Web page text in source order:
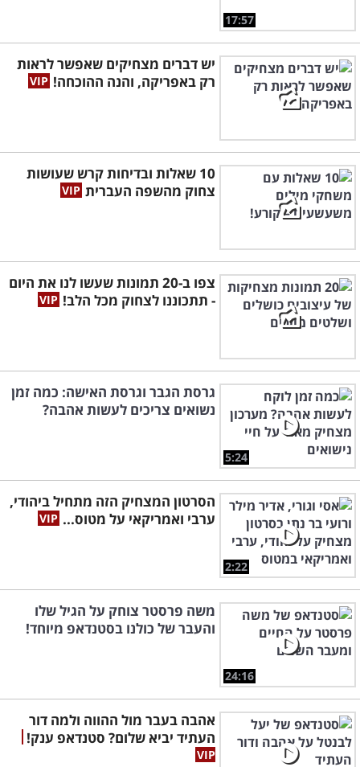
17:57
יש דברים מצחיקים שאפשר לראות
רק באפריקה, והנה ההוכחה!
10 שאלות ובדיחות קרש שעושות
צחוק מהשפה העברית
צפו ב-20 תמונות שעשו לנו את היום
- תתכוננו לצחוק מכל הלב!
5:24
גרסת הגבר וגרסת האישה: כמה זמן
נשואים צריכים לעשות אהבה?
2:22
הסרטון המצחיק הזה מתחיל ביהודי,
ערבי ואמריקאי על מטוס...
24:16
משה פרסטר צוחק על הגיל שלו
והעבר של כולנו בסטנדאפ מיוחד!
אהבה בעבר מול ההווה ולמה דור
העתיד יביא שלום? סטנדאפ ענק!